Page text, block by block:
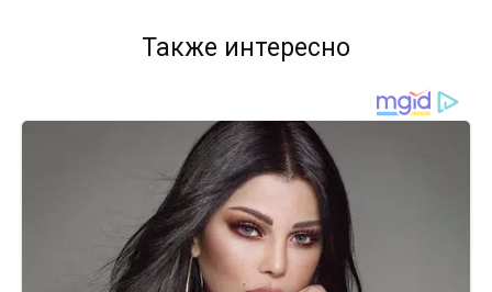
Также интересно